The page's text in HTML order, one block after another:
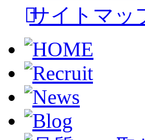
サイトマッ